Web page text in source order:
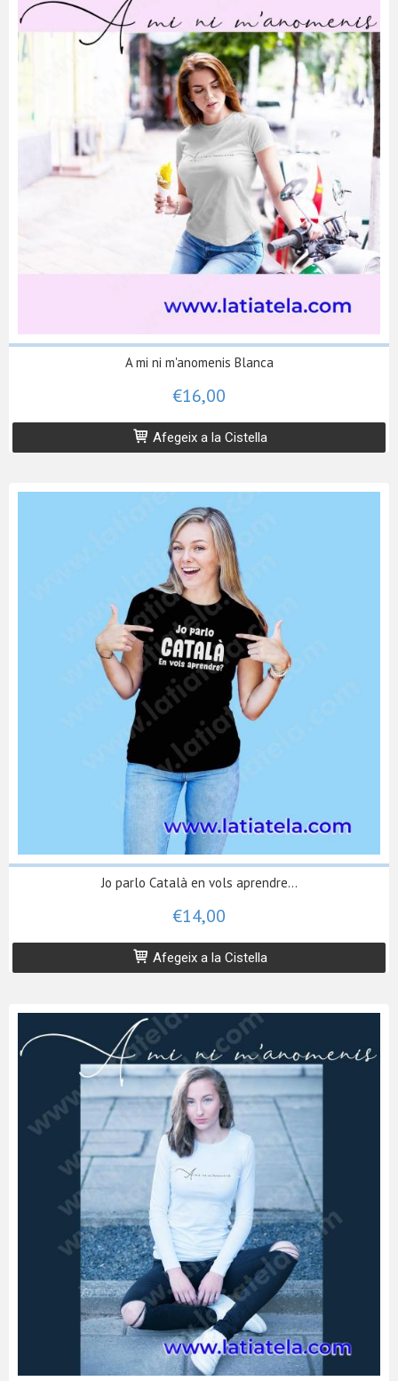
A mi ni m'anomenis Blanca
€16,00
Afegeix a la Cistella
Jo parlo Català en vols aprendre...
€14,00
Afegeix a la Cistella